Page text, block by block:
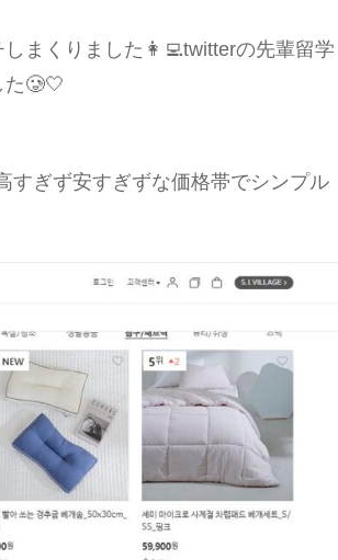
まくりました👩‍💻twitterの先輩留学
🥲🤍
すぎず安すぎずな価格帯でシンプル